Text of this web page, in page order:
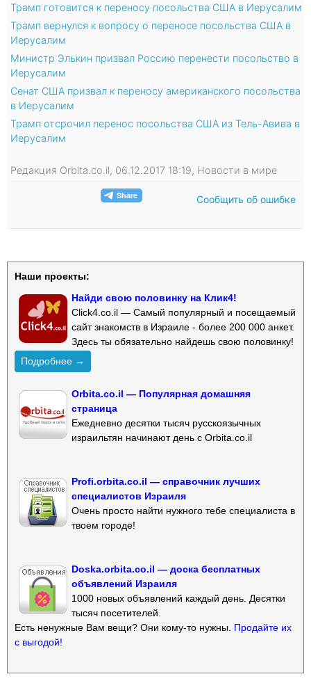
Трамп готовится к переносу посольства США в Иерусалим
Трамп вернулся к вопросу о переносе посольства США в
Иерусалим
Министр Элькин призвал Россию перенести посольство в
Иерусалим
Сенат США призвал к переносу американского посольства
в Иерусалим
Трамп отсрочил перенос посольства США из Тель-Авива в
Иерусалим
Редакция Orbita.co.il, 06.12.2017 18:19, Новости в мире
Сообщить об ошибке
Наши проекты:
Найди свою половинку на Клик4!
Click4.co.il — Самый популярный и посещаемый
сайт знакомств в Израиле - более 200 000 анкет.
Здесь ты обязательно найдешь свою половинку!
Подробнее →
Orbita.co.il — Популярная домашняя
страница
Ежедневно десятки тысяч русскоязычных
израильтян начинают день с Orbita.co.il
Profi.orbita.co.il — справочник лучших
специалистов Израиля
Очень просто найти нужного тебе специалиста в
твоем городе!
Doska.orbita.co.il — доска бесплатных
объявлений Израиля
1000 новых объявлений каждый день. Десятки
тысяч посетителей.
Есть ненужные Вам вещи? Они кому-то нужны. Продайте их
с выгодой!